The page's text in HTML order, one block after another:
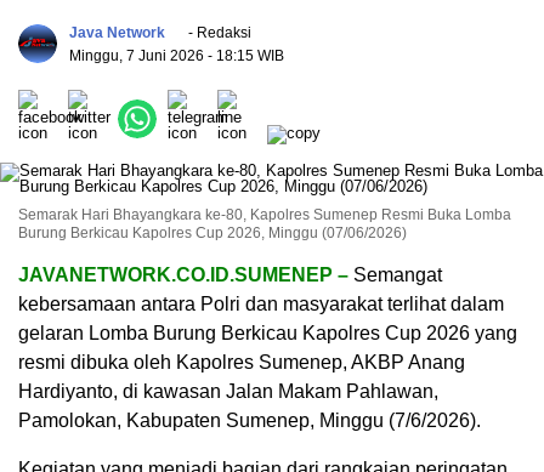
Java Network
- Redaksi
Minggu, 7 Juni 2026 - 18:15 WIB
Semarak Hari Bhayangkara ke-80, Kapolres Sumenep Resmi Buka Lomba
Burung Berkicau Kapolres Cup 2026, Minggu (07/06/2026)
JAVANETWORK.CO.ID.SUMENEP – Semangat
kebersamaan antara Polri dan masyarakat terlihat dalam
gelaran Lomba Burung Berkicau Kapolres Cup 2026 yang
resmi dibuka oleh Kapolres Sumenep, AKBP Anang
Hardiyanto, di kawasan Jalan Makam Pahlawan,
Pamolokan, Kabupaten Sumenep, Minggu (7/6/2026).